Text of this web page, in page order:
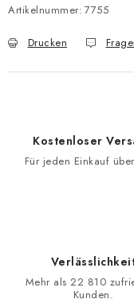
Artikelnummer: 7755
Drucken
Kostenloser
Für jeden Einkauf
Mehr als 22 810
Kunden.